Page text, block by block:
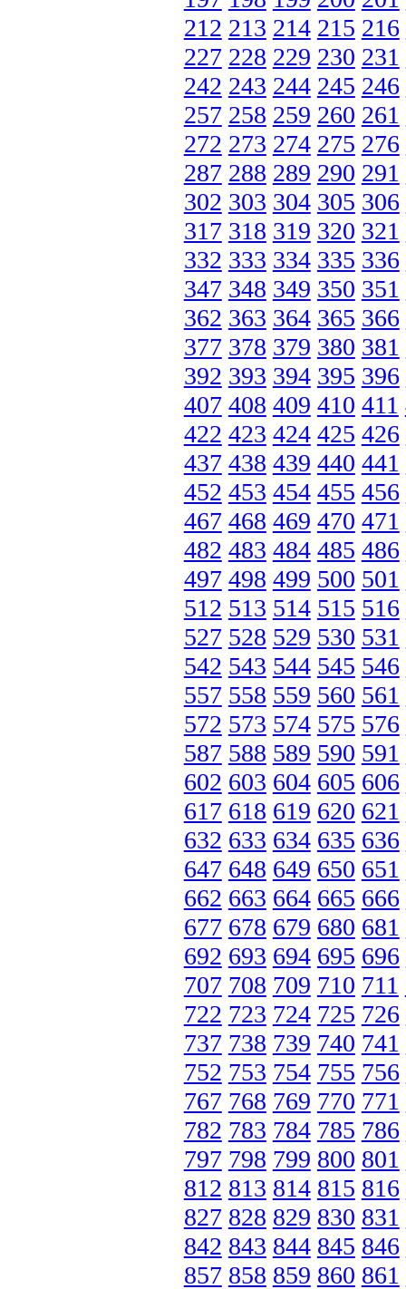
212 213 214 215 216
227 228 229 230 231
242 243 244 245 246
257 258 259 260 261
272 273 274 275 276
287 288 289 290 291
302 303 304 305 306
317 318 319 320 321
332 333 334 335 336
347 348 349 350 351
362 363 364 365 366
377 378 379 380 381
392 393 394 395 396
407 408 409 410 411
422 423 424 425 426
437 438 439 440 441
452 453 454 455 456
467 468 469 470 471
482 483 484 485 486
497 498 499 500 501
512 513 514 515 516
527 528 529 530 531
542 543 544 545 546
557 558 559 560 561
572 573 574 575 576
587 588 589 590 591
602 603 604 605 606
617 618 619 620 621
632 633 634 635 636
647 648 649 650 651
662 663 664 665 666
677 678 679 680 681
692 693 694 695 696
707 708 709 710 711
722 723 724 725 726
737 738 739 740 741
752 753 754 755 756
767 768 769 770 771
782 783 784 785 786
797 798 799 800 801
812 813 814 815 816
827 828 829 830 831
842 843 844 845 846
857 858 859 860 861